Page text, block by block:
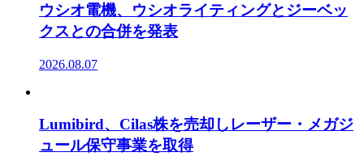
ウシオ電機、ウシオライティングとジーベッ
クスとの合併を発表
2026.08.07
Lumibird、Cilas株を売却しレーザー・メガジ
ュール保守事業を取得